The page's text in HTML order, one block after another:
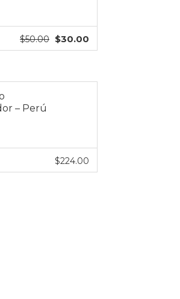
$50.00 $30.00
– Perú
$224.00